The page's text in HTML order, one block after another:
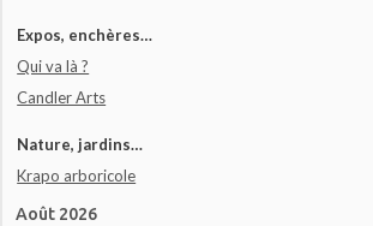
Expos, enchères…
Qui va là ?
Candler Arts
Nature, jardins…
Krapo arboricole
Août 2026